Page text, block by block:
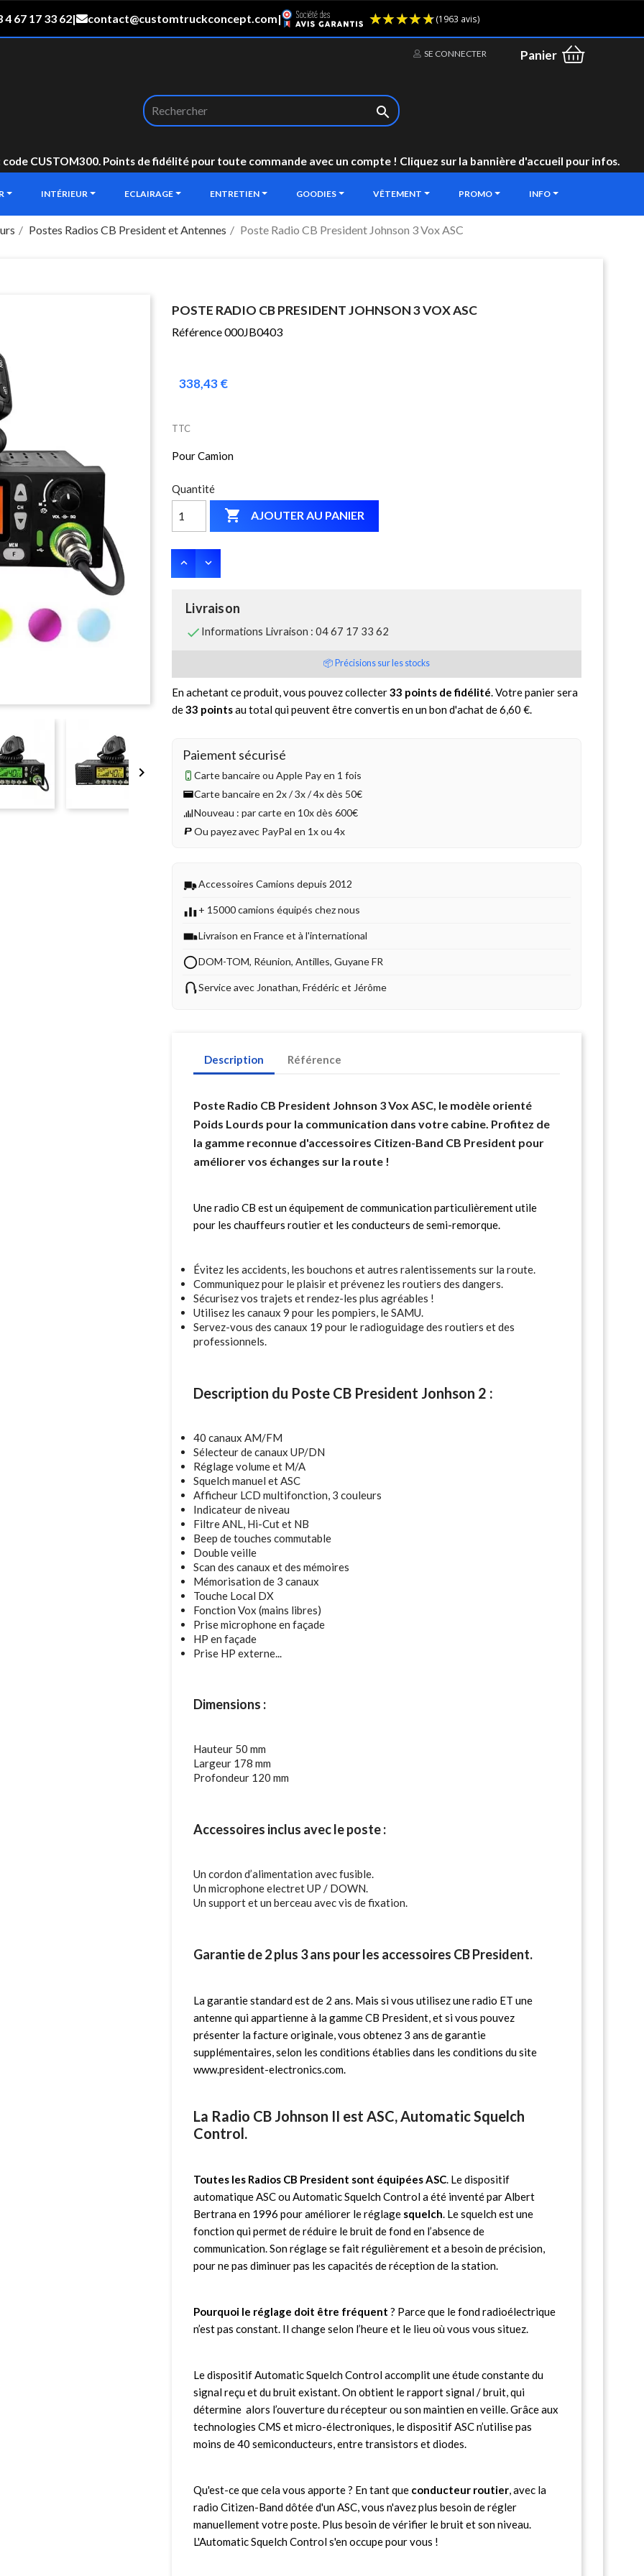
4 67 17 33 62| contact@customtruckconcept.com|
SE CONNECTER Panier

code CUSTOM300. Points de fidélité pour toute commande avec un compte ! Cliquez sur la bannière d'accueil pour infos.
INTÉRIEUR ECLAIRAGE ENTRETIEN GOODIES VÊTEMENT PROMO INFO
Postes Radios CB President et Antennes Poste Radio CB President Johnson 3 Vox ASC

POSTE RADIO CB PRESIDENT JOHNSON 3 VOX ASC
Référence 000JB0403
338,43 €
TTC
Pour Camion
Quantité
 AJOUTER AU PANIER
Livraison
 Informations Livraison : 04 67 17 33 62
📦 Précisions sur les stocks
En achetant ce produit, vous pouvez collecter33 points de fidélité . Votre panier sera
de33 pointsau total qui peuvent être convertis en un bon d'achat de6,60 €
Paiement sécurisé
Carte bancaire ou Apple Pay en 1 fois
Carte bancaire en 2x / 3x / 4x dès 50€
Nouveau : par carte en 10x dès 600€
Ou payez avec PayPal en 1x ou 4x
Accessoires Camions depuis 2012
+ 15000 camions équipés chez nous
Livraison en France et à l'international
DOM-TOM, Réunion, Antilles, Guyane FR
Service avec Jonathan, Frédéric et Jérôme
Description Référence
Poste Radio CB President Johnson 3 Vox ASC, le modèle orienté
Poids Lourds pour la communication dans votre cabine. Profitez de
la gamme reconnue d'accessoires Citizen-Band CB President pour
améliorer vos échanges sur la route !
Une radio CB est un équipement de communication particulièrement utile
pour les chauffeurs routier et les conducteurs de semi-remorque.
Évitez les accidents, les bouchons et autres ralentissements sur la route.
Communiquez pour le plaisir et prévenez les routiers des dangers.
Sécurisez vos trajets et rendez-les plus agréables !
Utilisez les canaux 9 pour les pompiers, le SAMU.
Servez-vous des canaux 19 pour le radioguidage des routiers et des
professionnels.
Description du Poste CB President Jonhson 2 :
40 canaux AM/FM
Sélecteur de canaux UP/DN
Réglage volume et M/A
Squelch manuel et ASC
Afficheur LCD multifonction, 3 couleurs
Indicateur de niveau
Filtre ANL, Hi-Cut et NB
Beep de touches commutable
Double veille
Scan des canaux et des mémoires
Mémorisation de 3 canaux
Touche Local DX
Fonction Vox (mains libres)
Prise microphone en façade
HP en façade
Prise HP externe...
Dimensions :
Hauteur 50 mm
Largeur 178 mm
Profondeur 120 mm
Accessoires inclus avec le poste :
Un cordon d’alimentation avec fusible.
Un microphone electret UP / DOWN.
Un support et un berceau avec vis de fixation.
Garantie de 2 plus 3 ans pour les accessoires CB President.
La garantie standard est de 2 ans. Mais si vous utilisez une radio ET une
antenne qui appartienne à la gamme CB President, et si vous pouvez
présenter la facture originale, vous obtenez 3 ans de garantie
supplémentaires, selon les conditions établies dans les conditions du site
www.president-electronics.com.
La Radio CB Johnson II est ASC, Automatic Squelch
Control.
Toutes les Radios CB President sont équipées ASC. Le dispositif
automatique ASC ou Automatic Squelch Control a été inventé par Albert
Bertrana en 1996 pour améliorer le réglage squelch. Le squelch est une
fonction qui permet de réduire le bruit de fond en l’absence de
communication. Son réglage se fait régulièrement et a besoin de précision,
pour ne pas diminuer pas les capacités de réception de la station.
Pourquoi le réglage doit être fréquent ? Parce que le fond radioélectrique
n’est pas constant. Il change selon l’heure et le lieu où vous vous situez.
Le dispositif Automatic Squelch Control accomplit une étude constante du
signal reçu et du bruit existant. On obtient le rapport signal / bruit, qui
détermine alors l’ouverture du récepteur ou son maintien en veille. Grâce aux
technologies CMS et micro-électroniques, le dispositif ASC n’utilise pas
moins de 40 semiconducteurs, entre transistors et diodes.
Qu'est-ce que cela vous apporte ? En tant que conducteur routier, avec la
radio Citizen-Band dôtée d'un ASC, vous n'avez plus besoin de régler
manuellement votre poste. Plus besoin de vérifier le bruit et son niveau.
L'Automatic Squelch Control s'en occupe pour vous !